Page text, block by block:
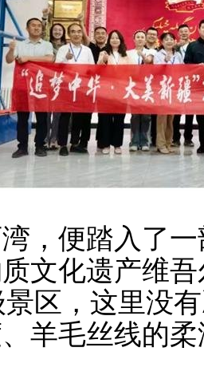
，便踏入了
文化遗产维
区，这里没
羊毛丝线的